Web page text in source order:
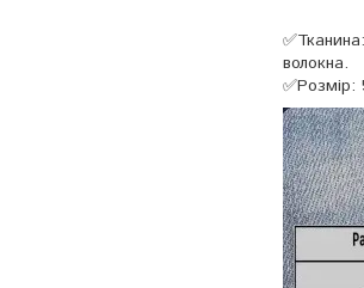
волокна.
✅Розмір: